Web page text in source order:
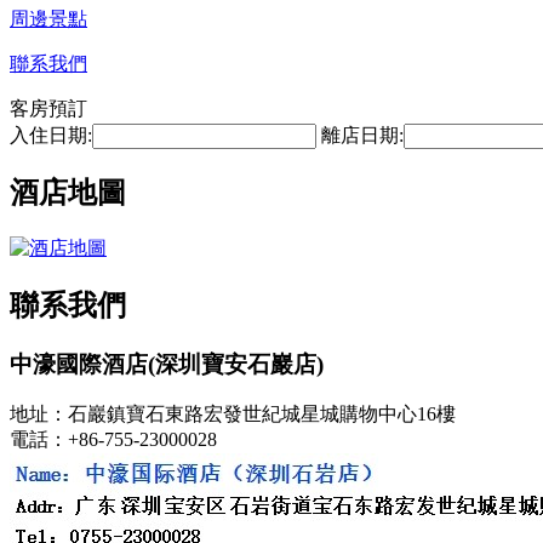
周邊景點
聯系我們
客房預訂
入住日期:
離店日期:
酒店地圖
聯系我們
中濠國際酒店(深圳寶安石巖店)
地址：石巖鎮寶石東路宏發世紀城星城購物中心16樓
電話：+86-755-23000028